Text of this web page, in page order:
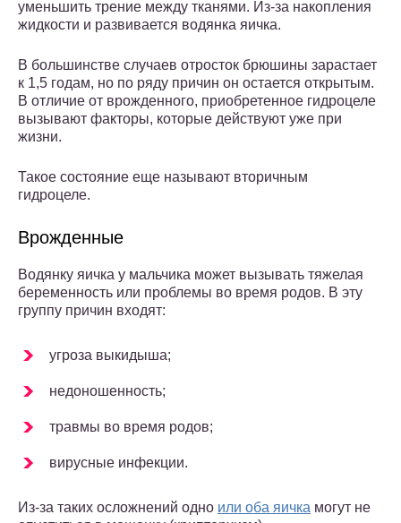
уменьшить трение между тканями. Из-за накопления
жидкости и развивается водянка яичка.
В большинстве случаев отросток брюшины зарастает
к 1,5 годам, но по ряду причин он остается открытым.
В отличие от врожденного, приобретенное гидроцеле
вызывают факторы, которые действуют уже при
жизни.
Такое состояние еще называют вторичным
гидроцеле.
Врожденные
Водянку яичка у мальчика может вызывать тяжелая
беременность или проблемы во время родов. В эту
группу причин входят:
угроза выкидыша;
недоношенность;
травмы во время родов;
вирусные инфекции.
Из-за таких осложнений одно или оба яичка могут не